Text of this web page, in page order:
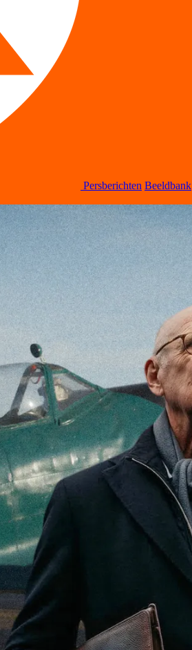
Persberichten Beeldbank